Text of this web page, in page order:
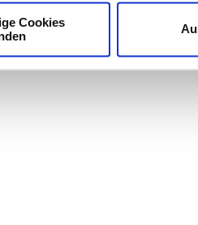
Cookies